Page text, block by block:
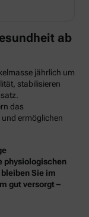
ab
jährlich um
stabilisieren
das
ermöglichen
physiologischen
Sie im
gut versorgt –